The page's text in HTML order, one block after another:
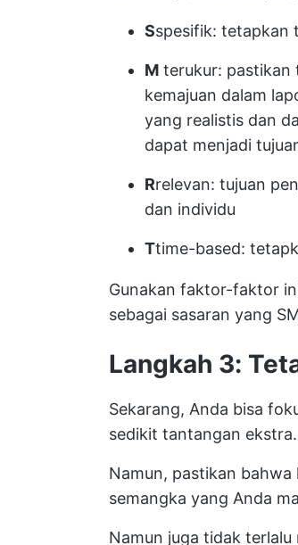
Sspesifik: tetapkan
M terukur: pastikan
kemajuan dalam
yang realistis dan
dapat menjadi
Rrelevan: tujuan
dan individu
Ttime-based:
Gunakan faktor-faktor
sebagai sasaran yang
Langkah 3:
Sekarang, Anda bisa
sedikit tantangan ekstra.
Namun, pastikan
semangka yang Anda
Namun juga tidak